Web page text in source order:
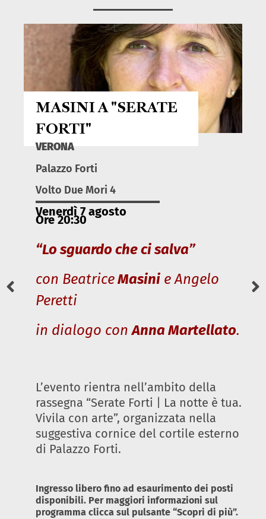
MASINI A "SERATE
FORTI"
VERONA
Palazzo Forti
Volto Due Mori 4
Venerdì 7 agosto
Ore 20:30
“Lo sguardo che ci salva”
con BeatriceMasini e Angelo
Peretti
in dialogo conAnna Martellato.
L’evento rientra nell’ambito della
rassegna “Serate Forti | La notte è tua.
Vivila con arte”, organizzata nella
suggestiva cornice del cortile esterno
di Palazzo Forti.
Ingresso libero fino ad esaurimento dei posti
disponibili. Per maggiori informazioni sul
programma clicca sul pulsante “Scopri di più”.